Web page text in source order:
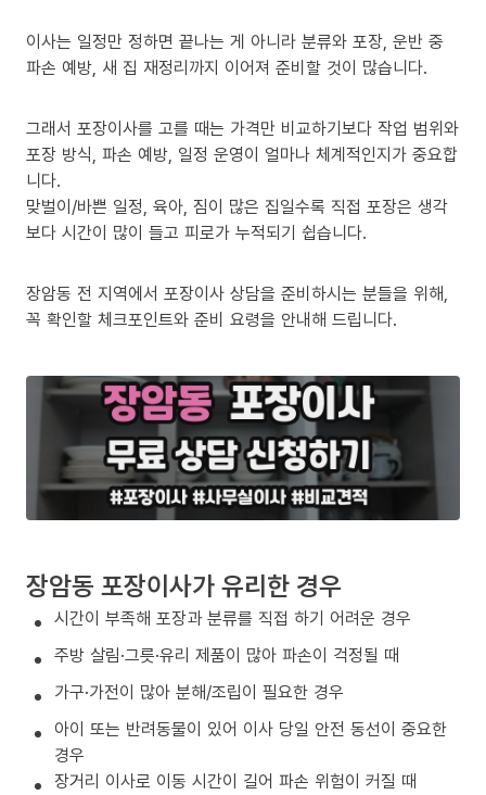
이사는 일정만 정하면 끝나는 게 아니라 분류와 포장, 운반 중
파손 예방, 새 집 재정리까지 이어져 준비할 것이 많습니다.
그래서 포장이사를 고를 때는 가격만 비교하기보다 작업 범위와
포장 방식, 파손 예방, 일정 운영이 얼마나 체계적인지가 중요합
니다.
맞벌이/바쁜 일정, 육아, 짐이 많은 집일수록 직접 포장은 생각
보다 시간이 많이 들고 피로가 누적되기 쉽습니다.
장암동 전 지역에서 포장이사 상담을 준비하시는 분들을 위해,
꼭 확인할 체크포인트와 준비 요령을 안내해 드립니다.
장암동 포장이사가 유리한 경우
시간이 부족해 포장과 분류를 직접 하기 어려운 경우
주방 살림·그릇·유리 제품이 많아 파손이 걱정될 때
가구·가전이 많아 분해/조립이 필요한 경우
아이 또는 반려동물이 있어 이사 당일 안전 동선이 중요한
경우
장거리 이사로 이동 시간이 길어 파손 위험이 커질 때